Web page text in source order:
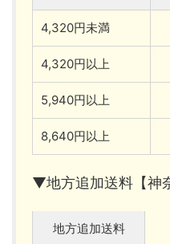
4,320円未満
4,320円以上
5,940円以上
8,640円以上
▼地方追加送料【神
地方追加送料